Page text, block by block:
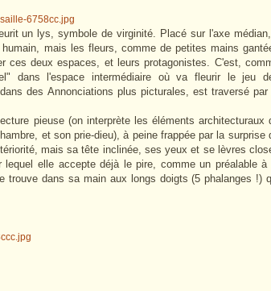
un lys, symbole de virginité. Placé sur l'axe médian,
mais les fleurs, comme de petites mains
ces deux espaces, et leurs protagonistes. C'est,
dans l'espace intermédiaire où va fleurir le jeu
des Annonciations plus picturales, est traversé par
pieuse (on interprète les éléments architecturaux
et son prie-dieu), à peine frappée par la surprise
mais sa tête inclinée, ses yeux et se lèvres
elle accepte déjà le pire, comme un préalable à
trouve dans sa main aux longs doigts (5 phalanges !)